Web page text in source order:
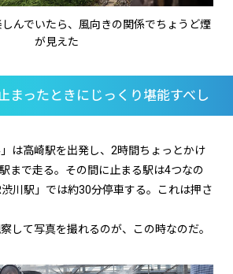
んでいたら、風向きの関係でちょうど煙
が見えた
まったときにじっくり堪能すべし
」は高崎駅を出発し、2時間ちょっとかけ
まで走る。その間に止まる駅は4つなの
川駅」では約30分停車する。これは押さ
して写真を撮れるのが、この時なのだ。